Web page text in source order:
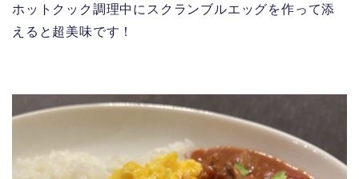
ホットクック調理中にスクランブルエッグを作って添
えると超美味です！